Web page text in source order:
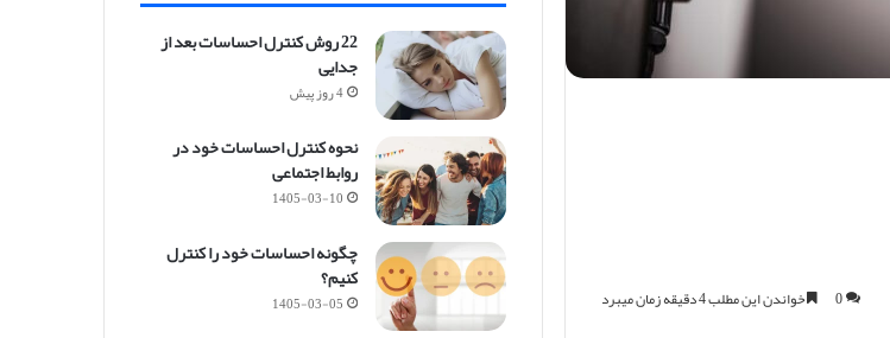
0 خواندن این مطلب 4 دقیقه زمان میبرد
م
س
ی
ب
و
د
ا
ر
چ
ی
ن
22 روش کنترل احساسات بعد از
جدایی
4 روز پیش
نحوه کنترل احساسات خود در
روابط اجتماعی
1405-03-10
چگونه احساسات خود را کنترل
کنیم؟
1405-03-05